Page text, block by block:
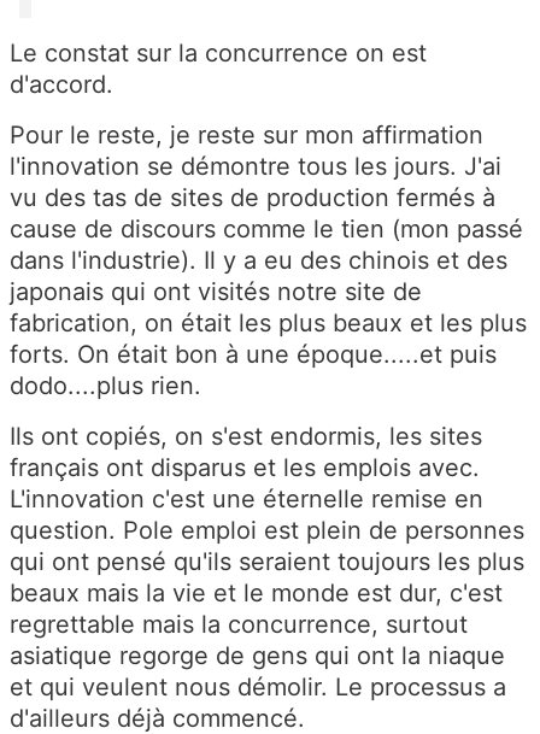
Le constat sur la concurrence on est
d'accord.
Pour le reste, je reste sur mon affirmation
l'innovation se démontre tous les jours. J'ai
vu des tas de sites de production fermés à
cause de discours comme le tien (mon passé
dans l'industrie). Il y a eu des chinois et des
japonais qui ont visités notre site de
fabrication, on était les plus beaux et les plus
forts. On était bon à une époque.....et puis
dodo....plus rien.
Ils ont copiés, on s'est endormis, les sites
français ont disparus et les emplois avec.
L'innovation c'est une éternelle remise en
question. Pole emploi est plein de personnes
qui ont pensé qu'ils seraient toujours les plus
beaux mais la vie et le monde est dur, c'est
regrettable mais la concurrence, surtout
asiatique regorge de gens qui ont la niaque
et qui veulent nous démolir. Le processus a
d'ailleurs déjà commencé.